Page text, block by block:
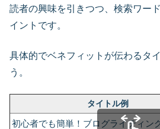
読者の興味を引きつつ、検索ワー
イントです。
具体的でベネフィットが伝わるタ
う。
タイトル例
初心者でも簡単！ブログライティン